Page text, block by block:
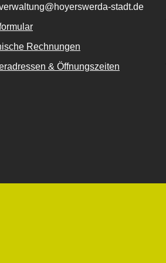
stadt.de
Rechnungen
& Öffnungszeiten